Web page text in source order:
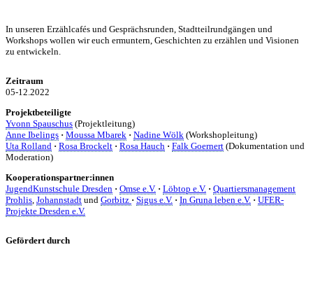
In unseren Erzählcafés und Gesprächsrunden, Stadtteilrundgängen und
Workshops wollen wir euch ermuntern, Geschichten zu erzählen und Visionen
zu entwickeln.
Zeitraum
05-12.2022
Projektbeteiligte
Yvonn Spauschus (Projektleitung)
Anne Ibelings · Moussa Mbarek · Nadine Wölk (Workshopleitung)
Uta Rolland · Rosa Brockelt · Rosa Hauch · Falk Goernert (Dokumentation und
Moderation)
Kooperationspartner:innen
JugendKunstschule Dresden · Omse e.V. · Löbtop e.V. · Quartiersmanagement
Prohlis, Johannstadt und Gorbitz · Sigus e.V. · In Gruna leben e.V. · UFER-
Projekte Dresden e.V.
Gefördert durch